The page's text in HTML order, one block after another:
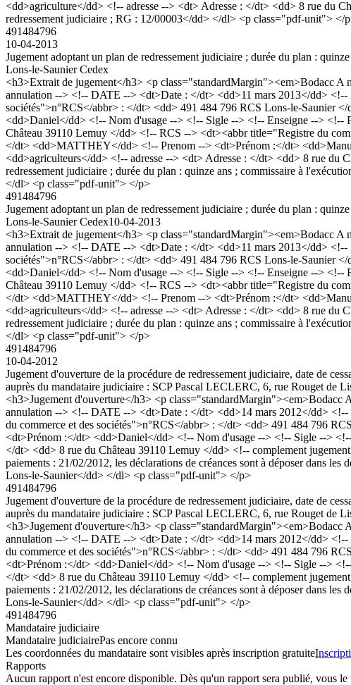
<dd>agriculture</dd> <!-- adresse --> <dt> Adresse : </dt> <dd> 8 rue du
redressement judiciaire ; RG : 12/00003</dd> </dl> <p class="pdf-unit"> </
491484796
10-04-2013
Jugement adoptant un plan de redressement judiciaire ; durée du plan :
Lons-le-Saunier Cedex
<h3>Extrait de jugement</h3> <p class="standardMargin"><em>Bodacc
annulation --> <!-- DATE --> <dt>Date : </dt> <dd>11 mars 2013</dd>
sociétés">n°RCS</abbr> : </dt> <dd> 491 484 796 RCS Lons-le-
<dd>Daniel</dd> <!-- Nom d'usage --> <!-- Sigle --> <!-- Enseigne -->
Château 39110 Lemuy </dd> <!-- RCS --> <dt><abbr title="Registre du
</dt> <dd>MATTHEY</dd> <!-- Prenom --> <dt>Prénom :</dt>
<dd>agriculteurs</dd> <!-- adresse --> <dt> Adresse : </dt> <dd> 8 rue du
redressement judiciaire ; durée du plan : quinze ans ; commissaire à
</dl> <p class="pdf-unit"> </p>
491484796
Jugement adoptant un plan de redressement judiciaire ; durée du plan :
Lons-le-Saunier Cedex10-04-2013
<h3>Extrait de jugement</h3> <p class="standardMargin"><em>Bodacc
annulation --> <!-- DATE --> <dt>Date : </dt> <dd>11 mars 2013</dd>
sociétés">n°RCS</abbr> : </dt> <dd> 491 484 796 RCS Lons-le-
<dd>Daniel</dd> <!-- Nom d'usage --> <!-- Sigle --> <!-- Enseigne -->
Château 39110 Lemuy </dd> <!-- RCS --> <dt><abbr title="Registre du
</dt> <dd>MATTHEY</dd> <!-- Prenom --> <dt>Prénom :</dt>
<dd>agriculteurs</dd> <!-- adresse --> <dt> Adresse : </dt> <dd> 8 rue du
redressement judiciaire ; durée du plan : quinze ans ; commissaire à
</dl> <p class="pdf-unit"> </p>
491484796
10-04-2012
Jugement d'ouverture de la procédure de redressement judiciaire, date de
auprès du mandataire judiciaire : SCP Pascal LECLERC, 6, rue Rouget de
<h3>Jugement d'ouverture</h3> <p
annulation --> <!-- DATE --> <dt>Date : </dt> <dd>14 mars 2012</dd>
du commerce et des sociétés">n°RCS</abbr> : </dt> <dd> 491 484 796
<dt>Prénom :</dt> <dd>Daniel</dd> <!-- Nom d'usage --> <!-- Sigle -->
</dt> <dd> 8 rue du Château 39110 Lemuy </dd> <!-- complement
paiements : 21/02/2012, les déclarations de créances sont à déposer dans
Lons-le-Saunier</dd> </dl> <p class="pdf-unit"> </p>
491484796
Jugement d'ouverture de la procédure de redressement judiciaire, date de
auprès du mandataire judiciaire : SCP Pascal LECLERC, 6, rue Rouget de
<h3>Jugement d'ouverture</h3> <p
annulation --> <!-- DATE --> <dt>Date : </dt> <dd>14 mars 2012</dd>
du commerce et des sociétés">n°RCS</abbr> : </dt> <dd> 491 484 796
<dt>Prénom :</dt> <dd>Daniel</dd> <!-- Nom d'usage --> <!-- Sigle -->
</dt> <dd> 8 rue du Château 39110 Lemuy </dd> <!-- complement
paiements : 21/02/2012, les déclarations de créances sont à déposer dans
Lons-le-Saunier</dd> </dl> <p class="pdf-unit"> </p>
491484796
Mandataire judiciaire
Mandataire judiciairePas encore connu
Les coordonnées du mandataire sont visibles après inscription gratuite
Rapports
Aucun rapport n'est encore disponible. Dès qu'un rapport sera publié, vous